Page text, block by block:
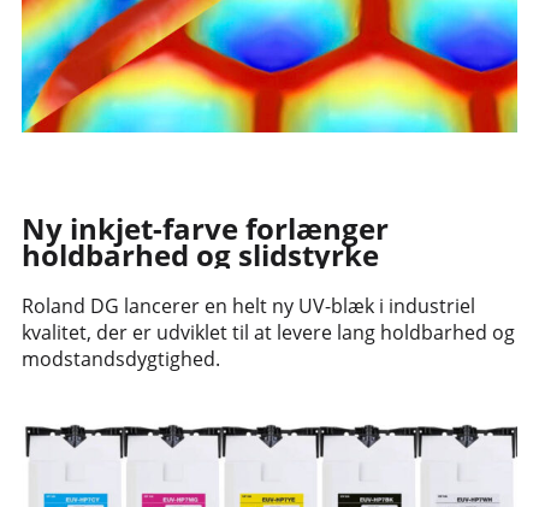
Ny inkjet-farve forlænger
holdbarhed og slidstyrke
Roland DG lancerer en helt ny UV-blæk i industriel
kvalitet, der er udviklet til at levere lang holdbarhed og
modstandsdygtighed.